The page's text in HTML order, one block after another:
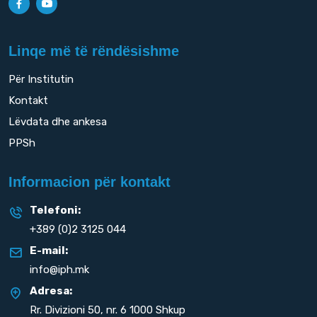
Linqe më të rëndësishme
Për Institutin
Kontakt
Lëvdata dhe ankesa
PPSh
Informacion për kontakt
Telefoni:
+389 (0)2 3125 044
E-mail:
info@iph.mk
Adresa:
Rr. Divizioni 50, nr. 6 1000 Shkup